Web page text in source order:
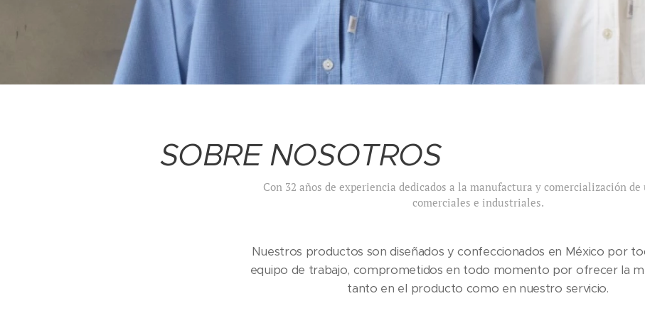
SOBRE NOSOTROS
Con 32 años de experiencia dedicados a la manufactura y comercialización
comerciales e industriales.
Nuestros productos son diseñados y confeccionados en México por
equipo de trabajo, comprometidos en todo momento por ofrecer la
tanto en el producto como en nuestro servicio.